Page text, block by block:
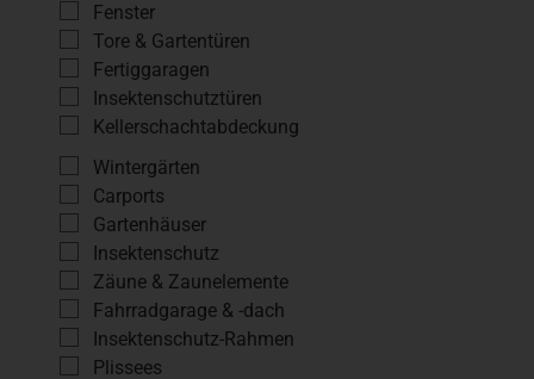
Fenster
Tore & Gartentüren
Fertiggaragen
Insektenschutztüren
Kellerschachtabdeckung
Wintergärten
Carports
Gartenhäuser
Insektenschutz
Zäune & Zaunelemente
Fahrradgarage & -dach
Insektenschutz-Rahmen
Plissees